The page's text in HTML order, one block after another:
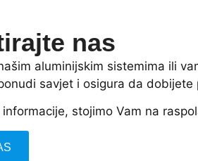
nas
aluminijskim sistemima ili
savjet i osigura da dobijete
stojimo Vam na